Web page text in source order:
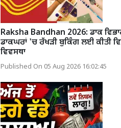
Raksha Bandhan 2026: ਡਾਕ
ਡਾਕਘਰਾਂ 'ਚ ਰੱਖੜੀ ਬੁਕਿੰਗ ਲਈ ਕੀਤੀ
ਵਿਵਸਥਾ
Published On 05 Aug 2026 16:02:45